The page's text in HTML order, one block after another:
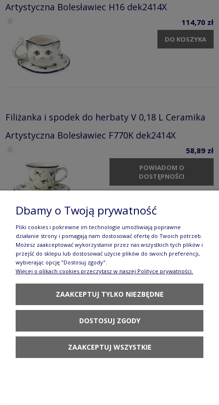
Artystyczna Bolesławiec H16 dek2414X
114,70 zł
DO KOSZYKA
Filiżanka i spodek do herbaty V 0,18 L Ceramika
Artystyczna Bolesławiec F770K dek2414X
58,89 zł
POWIADOM O
DOSTĘPNOŚCI
Filiżanka i spodek do kawy V 0,2 L Ceramika
Artystyczna Bolesławiec F768K dek2414X
Dbamy o Twoją prywatność
Pliki cookies i pokrewne im technologie umożliwiają poprawne
działanie strony i pomagają nam dostosować ofertę do Twoich potrzeb.
Możesz zaakceptować wykorzystanie przez nas wszystkich tych plików i
przejść do sklepu lub dostosować użycie plików do swoich preferencji,
wybierając opcję "Dostosuj zgody".
Więcej o plikach cookies przeczytasz w naszej Polityce prywatności.
ZAAKCEPTUJ TYLKO NIEZBĘDNE
DOSTOSUJ ZGODY
ZAAKCEPTUJ WSZYSTKIE